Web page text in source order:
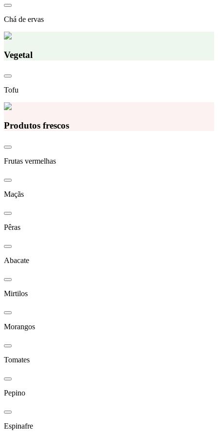
Chá de ervas
Vegetal
Tofu
Produtos frescos
Frutas vermelhas
Maçãs
Pêras
Abacate
Mirtilos
Morangos
Tomates
Pepino
Espinafre